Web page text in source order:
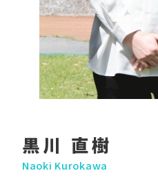
黒川 直樹
Naoki Kurokawa